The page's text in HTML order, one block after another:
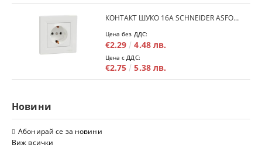
КОНТАКТ ШУКО 16A SCHNEIDER ASFORA EPH2900121 - БЯЛ
Цена без ДДС:
€2.29 4.48 лв.
Цена с ДДС:
€2.75 5.38 лв.
Новини
Абонирай се за новини
Виж всички